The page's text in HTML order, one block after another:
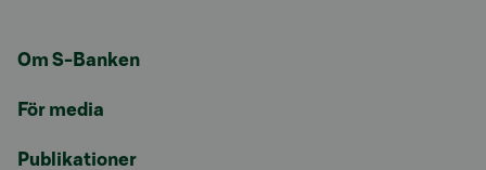
Om S-Banken
För media
Publikationer